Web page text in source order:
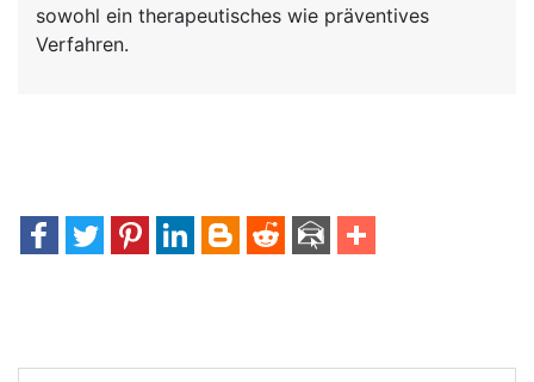
sowohl ein therapeutisches wie präventives
Verfahren.